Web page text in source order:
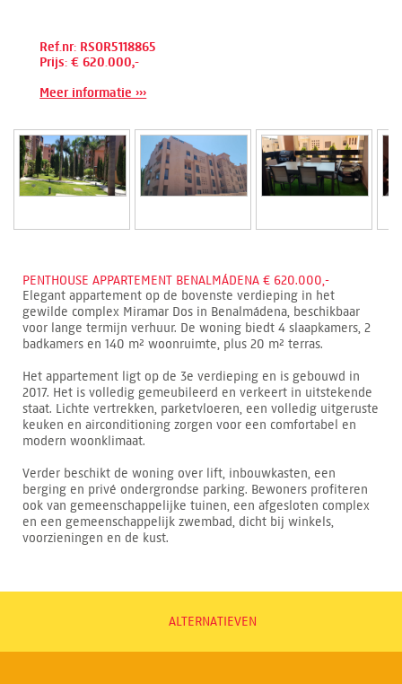
Ref.nr: RSOR5118865
Prijs: € 620.000,-
Meer informatie ›››
PENTHOUSE APPARTEMENT BENALMÁDENA € 620.000,-
Elegant appartement op de bovenste verdieping in het
gewilde complex Miramar Dos in Benalmádena, beschikbaar
voor lange termijn verhuur. De woning biedt 4 slaapkamers, 2
badkamers en 140 m² woonruimte, plus 20 m² terras.
Het appartement ligt op de 3e verdieping en is gebouwd in
2017. Het is volledig gemeubileerd en verkeert in uitstekende
staat. Lichte vertrekken, parketvloeren, een volledig uitgeruste
keuken en airconditioning zorgen voor een comfortabel en
modern woonklimaat.
Verder beschikt de woning over lift, inbouwkasten, een
berging en privé ondergrondse parking. Bewoners profiteren
ook van gemeenschappelijke tuinen, een afgesloten complex
en een gemeenschappelijk zwembad, dicht bij winkels,
voorzieningen en de kust.
ALTERNATIEVEN